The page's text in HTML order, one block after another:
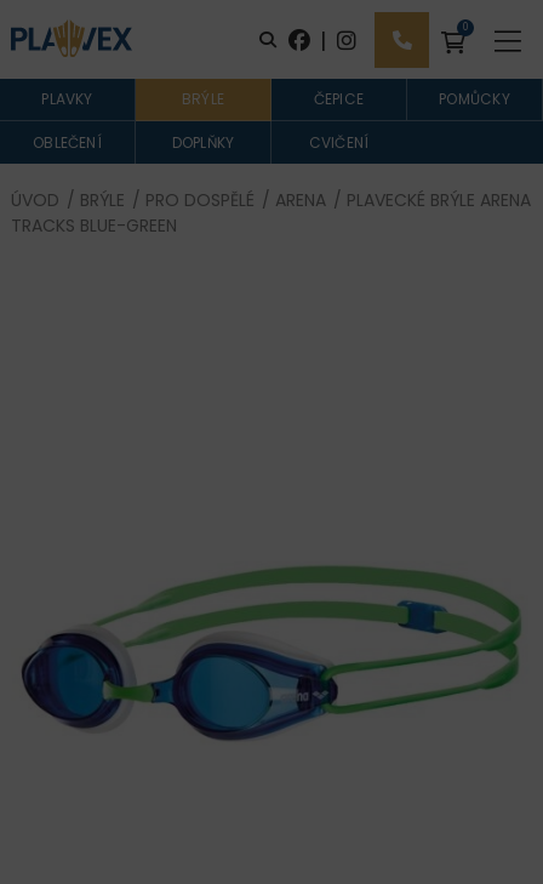
| 0
PLAVKY BRÝLE ČEPICE POMŮCKY
OBLEČENÍ DOPLŇKY CVIČENÍ
ÚVOD / BRÝLE / PRO DOSPĚLÉ / ARENA / PLAVECKÉ BRÝLE ARENA
TRACKS BLUE-GREEN